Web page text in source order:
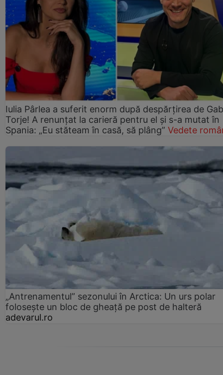
Iulia Pârlea a suferit enorm după despărțirea de
Torje! A renunțat la carieră pentru el și s-a mutat în
Spania: „Eu stăteam în casă, să plâng” Vedete
„Antrenamentul” sezonului în Arctica: Un urs polar
folosește un bloc de gheață pe post de halteră
adevarul.ro